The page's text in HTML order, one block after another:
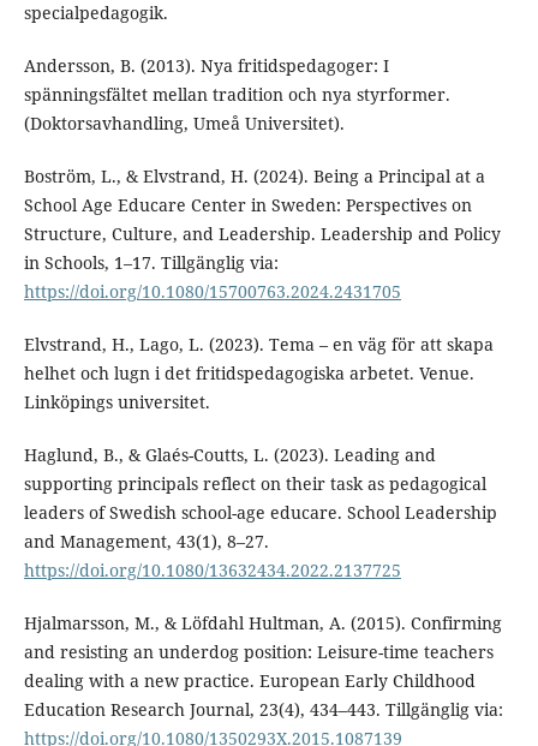
specialpedagogik.
Andersson, B. (2013). Nya fritidspedagoger: I
spänningsfältet mellan tradition och nya styrformer.
(Doktorsavhandling, Umeå Universitet).
Boström, L., & Elvstrand, H. (2024). Being a Principal at a
School Age Educare Center in Sweden: Perspectives on
Structure, Culture, and Leadership. Leadership and Policy
in Schools, 1–17. Tillgänglig via:
https://doi.org/10.1080/15700763.2024.2431705
Elvstrand, H., Lago, L. (2023). Tema – en väg för att skapa
helhet och lugn i det fritidspedagogiska arbetet. Venue.
Linköpings universitet.
Haglund, B., & Glaés-Coutts, L. (2023). Leading and
supporting principals reflect on their task as pedagogical
leaders of Swedish school-age educare. School Leadership
and Management, 43(1), 8–27.
https://doi.org/10.1080/13632434.2022.2137725
Hjalmarsson, M., & Löfdahl Hultman, A. (2015). Confirming
and resisting an underdog position: Leisure-time teachers
dealing with a new practice. European Early Childhood
Education Research Journal, 23(4), 434–443. Tillgänglig via:
https://doi.org/10.1080/1350293X.2015.1087139